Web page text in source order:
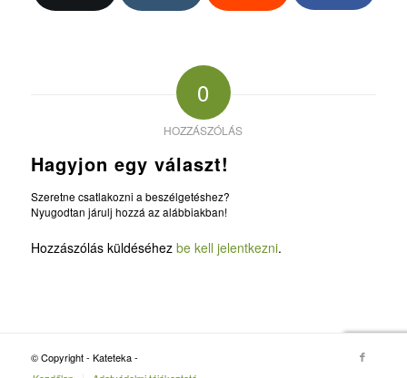
0
HOZZÁSZÓLÁS
Hagyjon egy választ!
Szeretne csatlakozni a beszélgetéshez?
Nyugodtan járulj hozzá az alábbiakban!
Hozzászólás küldéséhez be kell jelentkezni.
© Copyright - Kateteka -